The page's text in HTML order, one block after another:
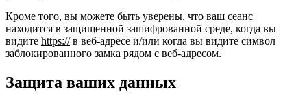
Кроме того, вы можете быть уверены, что ваш сеанс
находится в защищенной зашифрованной среде, когда вы
видите https:// в веб-адресе и/или когда вы видите символ
заблокированного замка рядом с веб-адресом.
Защита ваших данных